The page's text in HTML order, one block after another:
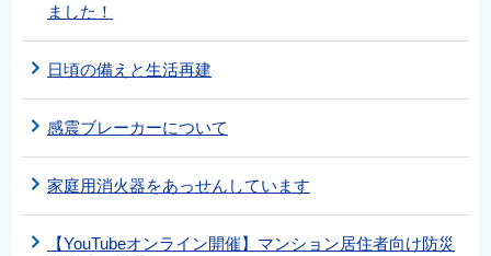
ました！
日頃の備えと生活再建
感震ブレーカーについて
家庭用消火器をあっせんしています
【YouTubeオンライン開催】マンション居住者向け防災